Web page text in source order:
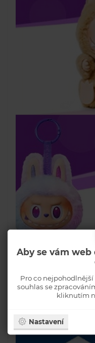
Aby se vám web
Pro co
souhlas se
kliknutím
Nastavení